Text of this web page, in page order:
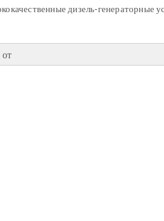
дизель-генераторные
от